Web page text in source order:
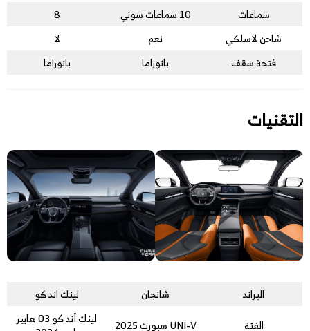
سماعات
10 سماعات سوني
8
شاحن لاسلكي
نعم
لا
فتحة سقف
بانوراما بانوراما
التقنيات
البراند شانجان
لينك اند كو
الفئة
UNI-V سبورت 2025
لينك أند كو 03 هايبر